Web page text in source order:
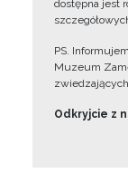
dostępna jest
PS.
Muzeum
Odkryjcie z